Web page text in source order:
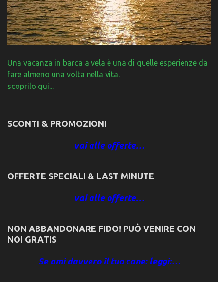
Una vacanza in barca a vela è una di quelle esperienze da
fare almeno una volta nella vita.
scoprilo qui...
SCONTI & PROMOZIONI
vai alle offerte…
OFFERTE SPECIALI & LAST MINUTE
vai alle offerte…
NON ABBANDONARE FIDO! PUÒ VENIRE CON
NOI GRATIS
Se ami davvero il tuo cane: leggi:…